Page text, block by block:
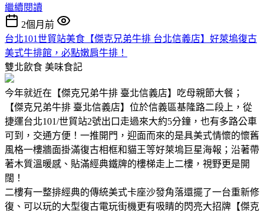
繼續閱讀
2個月前
台北101世貿站美食【傑克兄弟牛排 台北信義店】好萊塢復古
美式牛排館，必點嫩肩牛排！
雙北飲食 美味食記
今年就近在【傑克兄弟牛排 臺北信義店】吃母親節大餐；
【傑克兄弟牛排 臺北信義店】位於信義區基隆路二段上，從
捷運台北101/世貿站2號出口走過來大約5分鐘，也有多路公車
可到，交通方便！一推開門，迎面而來的是具美式情懷的懷舊
風格一樓牆面掛滿復古相框和貓王等好萊塢巨星海報；沿著帶
著木質溫暖感、貼滿經典鐵牌的樓梯走上二樓，視野更是開
闊！
二樓有一整排經典的傳統美式卡座沙發角落還擺了一台重新修
復、可以玩的大型復古電玩街機更有吸睛的閃亮大招牌【傑克